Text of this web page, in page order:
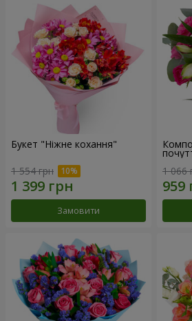
Букет "Ніжне кохання"
1 554 грн
Замовити
1 066